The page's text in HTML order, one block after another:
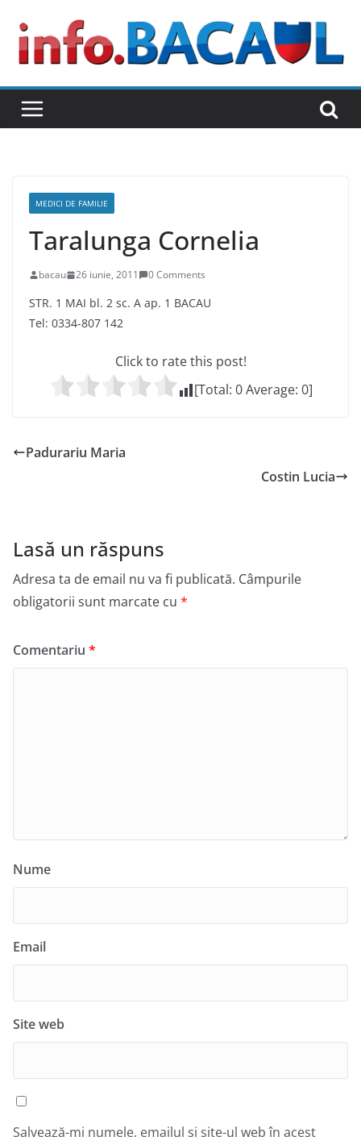
content
MEDICI DE FAMILIE
Taralunga Cornelia
bacau 26 iunie, 2011 0 Comments
STR. 1 MAI bl. 2 sc. A ap. 1 BACAU
Tel: 0334-807 142
Click to rate this post!
[Total: 0Average: 0]
Padurariu Maria
Costin Lucia
Lasă un răspuns
Adresa ta de email nu va fi publicată. Câmpurile
obligatorii sunt marcate cu *
Comentariu *
Nume
Email
Site web
Salvează-mi numele, emailul și site-ul web în acest